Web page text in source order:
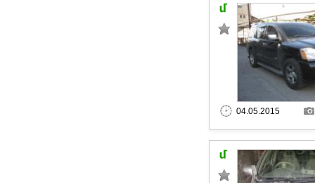
04.05.2015